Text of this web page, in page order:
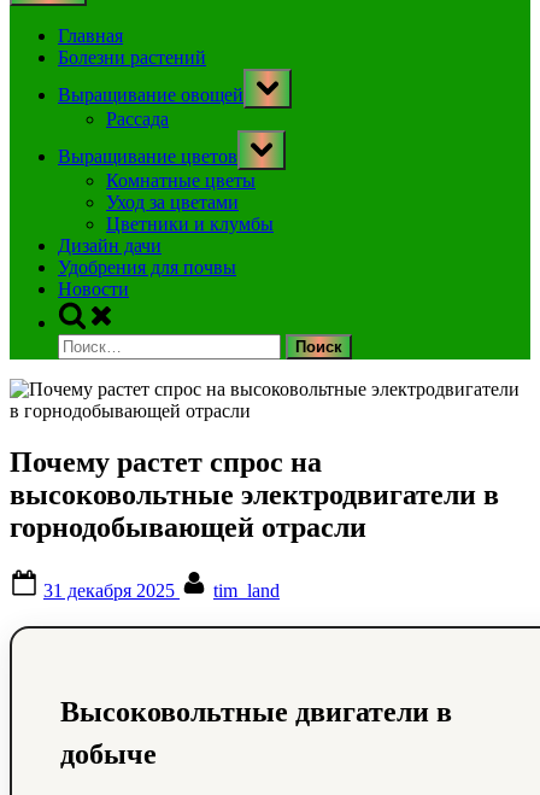
Главная
Болезни растений
Выращивание овощей
Toggle
sub-
Рассада
Выращивание цветов
Toggle
sub-
menu
Комнатные цветы
Уход за цветами
Цветники и клумбы
Дизайн дачи
Удобрения для почвы
Новости
Toggle
search
form
Найти:
Почему растет спрос на
высоковольтные электродвигатели в
горнодобывающей отрасли
on
31 декабря 2025 tim_land
Высоковольтные двигатели в
добыче